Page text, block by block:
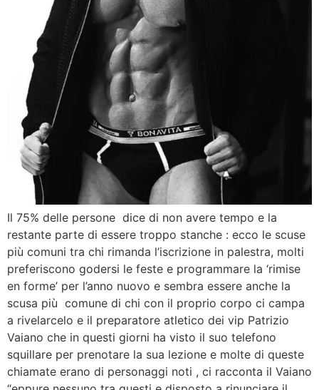
Il 75% delle persone dice di non avere tempo e la
restante parte di essere troppo stanche : ecco le scuse
più comuni tra chi rimanda l’iscrizione in palestra, molti
preferiscono godersi le feste e programmare la ‘rimise
en forme’ per l’anno nuovo e sembra essere anche la
scusa più comune di chi con il proprio corpo ci campa
a rivelarcelo e il preparatore atletico dei vip Patrizio
Vaiano che in questi giorni ha visto il suo telefono
squillare per prenotare la sua lezione e molte di queste
chiamate erano di personaggi noti , ci racconta il Vaiano